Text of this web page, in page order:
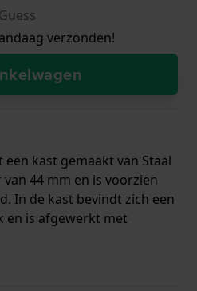
verzonden!
kast gemaakt van Staal
44 mm en is voorzien
In de kast bevindt zich een
en is afgewerkt met